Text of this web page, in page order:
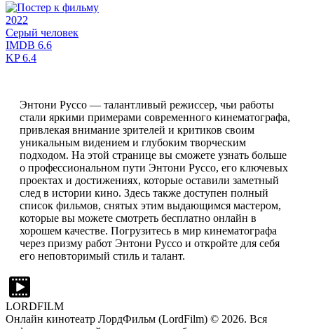
2022
Серый человек
IMDB 6.6
KP6.4
Энтони Руссо — талантливый режиссер, чьи работы
стали яркими примерами современного кинематографа,
привлекая внимание зрителей и критиков своим
уникальным видением и глубоким творческим
подходом. На этой странице вы сможете узнать больше
о профессиональном пути Энтони Руссо, его ключевых
проектах и достижениях, которые оставили заметный
след в истории кино. Здесь также доступен полный
список фильмов, снятых этим выдающимся мастером,
которые вы можете смотреть бесплатно онлайн в
хорошем качестве. Погрузитесь в мир кинематографа
через призму работ Энтони Руссо и откройте для себя
его неповторимый стиль и талант.
LORDFILM
Онлайн кинотеатр ЛордФильм (LordFilm) © 2026. Вся